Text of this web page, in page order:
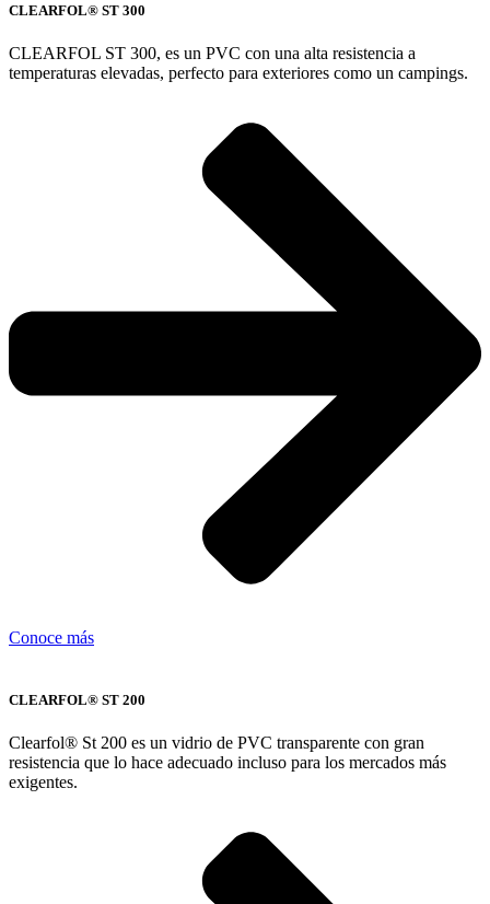
CLEARFOL® ST 300
CLEARFOL ST 300, es un PVC con una alta resistencia a
temperaturas elevadas, perfecto para exteriores como un campings.
Conoce más
CLEARFOL® ST 200
Clearfol® St 200 es un vidrio de PVC transparente con gran
resistencia que lo hace adecuado incluso para los mercados más
exigentes.